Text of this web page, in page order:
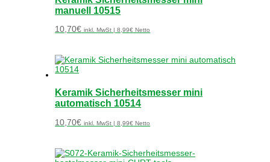
manuell 10515
10,70€ inkl. MwSt |8,99€ Netto
Keramik Sicherheitsmesser mini
automatisch 10514
10,70€ inkl. MwSt |8,99€ Netto